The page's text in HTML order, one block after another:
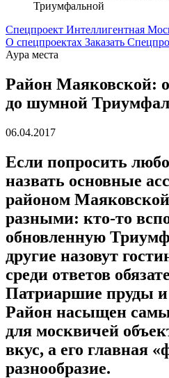
Триумфальной
Спецпроект Интеллигентная
О спецпроектах Заказать
Аура места
Район Маяковской:
до шумной
06.04.2017
Если попросить
назвать основные
районом
разными: кто-то
обновленную
другие назовут
среди ответов
Патриаршие пруды
Район насыщен
для москвичей
вкус, а его главная
разнообразие.